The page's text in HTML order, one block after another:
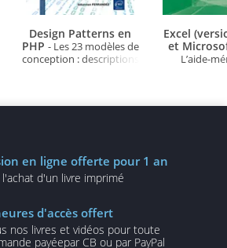
Design Patterns en
PHP - Les 23 modèles de
conception : descriptions
Excel
et
L’aide-
en ligne offerte pour 1 an
d'un livre imprimé
d'accès offert
nos livres et vidéos pour toute
payéepar CB ou par PayPal